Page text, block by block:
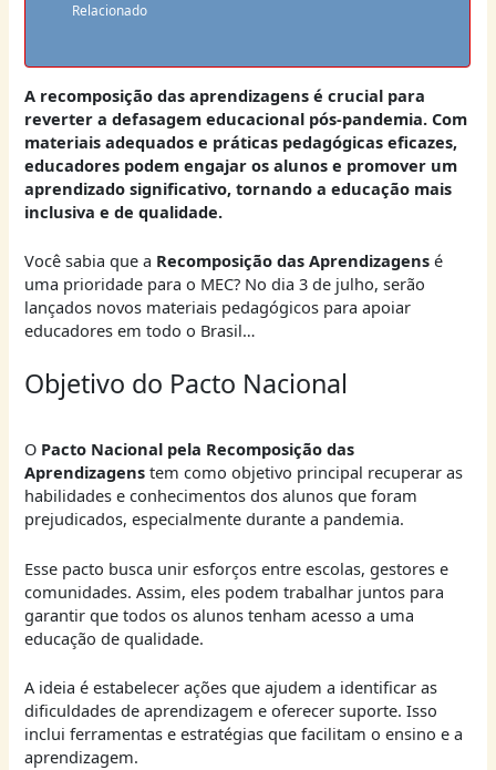
Relacionado
A recomposição das aprendizagens é crucial para
reverter a defasagem educacional pós-pandemia. Com
materiais adequados e práticas pedagógicas eficazes,
educadores podem engajar os alunos e promover um
aprendizado significativo, tornando a educação mais
inclusiva e de qualidade.
Você sabia que a Recomposição das Aprendizagens é
uma prioridade para o MEC? No dia 3 de julho, serão
lançados novos materiais pedagógicos para apoiar
educadores em todo o Brasil…
Objetivo do Pacto Nacional
O Pacto Nacional pela Recomposição das
Aprendizagens tem como objetivo principal recuperar as
habilidades e conhecimentos dos alunos que foram
prejudicados, especialmente durante a pandemia.
Esse pacto busca unir esforços entre escolas, gestores e
comunidades. Assim, eles podem trabalhar juntos para
garantir que todos os alunos tenham acesso a uma
educação de qualidade.
A ideia é estabelecer ações que ajudem a identificar as
dificuldades de aprendizagem e oferecer suporte. Isso
inclui ferramentas e estratégias que facilitam o ensino e a
aprendizagem.